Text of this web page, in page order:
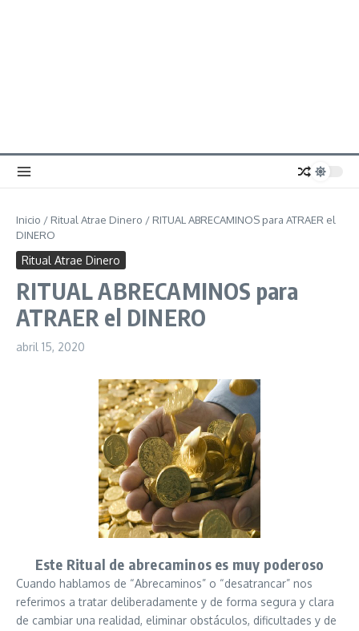
Inicio / Ritual Atrae Dinero / RITUAL ABRECAMINOS para ATRAER el
DINERO
Ritual Atrae Dinero
RITUAL ABRECAMINOS para
ATRAER el DINERO
abril 15, 2020
Este Ritual de abrecaminos es muy poderoso
Cuando hablamos de “Abrecaminos” o “desatrancar” nos
referimos a tratar deliberadamente y de forma segura y clara
de cambiar una realidad, eliminar obstáculos, dificultades y de